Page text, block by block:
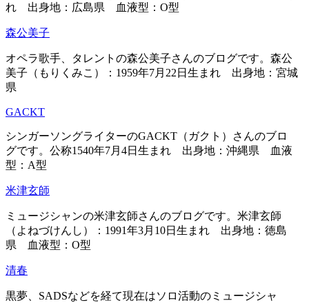
れ 出身地：広島県 血液型：O型
森公美子
オペラ歌手、タレントの森公美子さんのブログです。森公
美子（もりくみこ）：1959年7月22日生まれ 出身地：宮城
県
GACKT
シンガーソングライターのGACKT（ガクト）さんのブロ
グです。公称1540年7月4日生まれ 出身地：沖縄県 血液
型：A型
米津玄師
ミュージシャンの米津玄師さんのブログです。米津玄師
（よねづけんし）：1991年3月10日生まれ 出身地：徳島
県 血液型：O型
清春
黒夢、SADSなどを経て現在はソロ活動のミュージシャ